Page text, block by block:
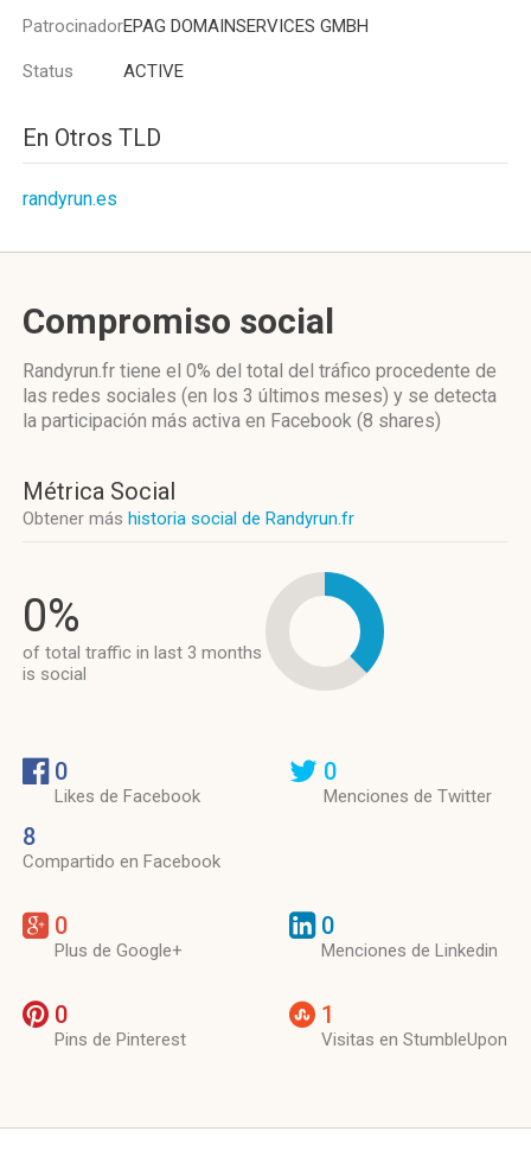
PatrocinadorEPAG DOMAINSERVICES GMBH
Status ACTIVE
En Otros TLD
randyrun.es
Compromiso social
Randyrun.fr tiene el 0% del total del tráfico procedente de
las redes sociales (en los 3 últimos meses) y se detecta
la participación más activa en Facebook (8 shares)
Métrica Social
Obtener más historia social de Randyrun.fr
0%
of total traffic in last 3 months
is social
0
Likes de Facebook
8
Compartido en Facebook
0
Menciones de Twitter
0
Plus de Google+
0
Menciones de Linkedin
0
Pins de Pinterest
1
Visitas en StumbleUpon